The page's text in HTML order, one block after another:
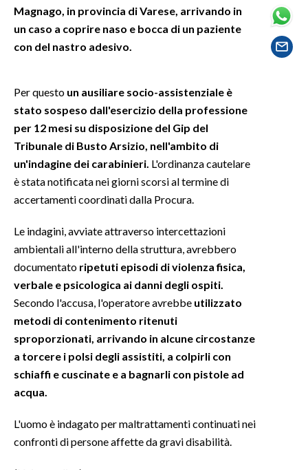
SALUTE
NOTIZIE
EVENTI
#CARAUNIONE
3 MINUTI CON
INFO AZIENDE
ABBONATI
ANNUNCI
PUBBLICITÀ
SPIAGGE
STORE
Magnago, in provincia di Varese, arrivando in
un caso a coprire naso e bocca di un paziente
con del nastro adesivo.
Per questo un ausiliare socio-assistenziale è
stato sospeso dall'esercizio della professione
per 12 mesi su disposizione del Gip del
Tribunale di Busto Arsizio, nell'ambito di
un'indagine dei carabinieri. L'ordinanza cautelare
è stata notificata nei giorni scorsi al termine di
accertamenti coordinati dalla Procura.
Le indagini, avviate attraverso intercettazioni
ambientali all'interno della struttura, avrebbero
documentato ripetuti episodi di violenza fisica,
verbale e psicologica ai danni degli ospiti.
Secondo l'accusa, l'operatore avrebbe utilizzato
metodi di contenimento ritenuti
sproporzionati, arrivando in alcune circostanze
a torcere i polsi degli assistiti, a colpirli con
schiaffi e cuscinate e a bagnarli con pistole ad
acqua.
L'uomo è indagato per maltrattamenti continuati nei
confronti di persone affette da gravi disabilità.